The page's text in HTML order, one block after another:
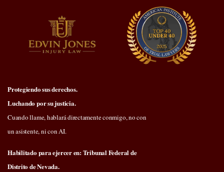
Protegiendo sus derechos.
Luchando por su justicia.
Cuando llame, hablará directamente conmigo, no con
un asistente, ni con AI.
Habilitado para ejercer en: Tribunal Federal de
Distrito de Nevada.